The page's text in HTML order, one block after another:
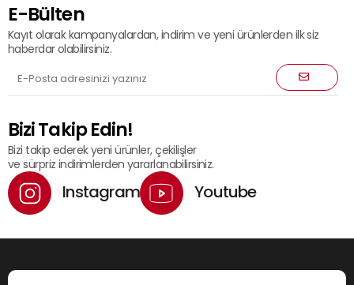
E-Bülten
Kayıt olarak kampanyalardan, indirim ve yeni ürünlerden ilk siz
haberdar olabilirsiniz.
Bizi Takip Edin!
Bizi takip ederek yeni ürünler, çekilişler
ve sürpriz indirimlerden yararlanabilirsiniz.
Instagram Youtube